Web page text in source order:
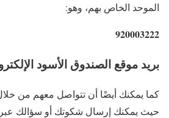
الموحد الخاص بهم، وهو:
920003222
بريد موقع الصندوق الأسود
كما يمكنك أيضًا أن تتواصل معهم من خلال
حيث يمكنك إرسال شكوتك أو سؤالك عبر